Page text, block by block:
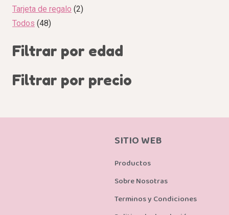
Tarjeta de regalo 2
Todos 48
Filtrar por edad
Filtrar por precio
SITIO WEB
Productos
Sobre Nosotras
Terminos y Condiciones